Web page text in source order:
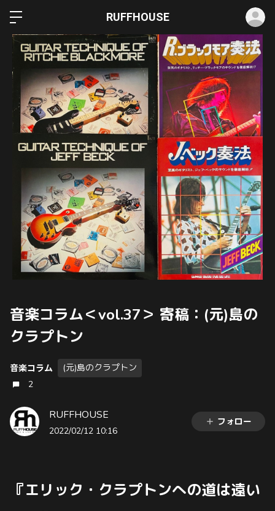
RUFFHOUSE
音楽コラム＜vol.37＞ 寄稿：(元)島の
クラプトン
音楽コラム
(元)島のクラプトン
2
RUFFHOUSE
2022/02/12 10:16
フォロー
『エリック・クラプトンへの道は遠い